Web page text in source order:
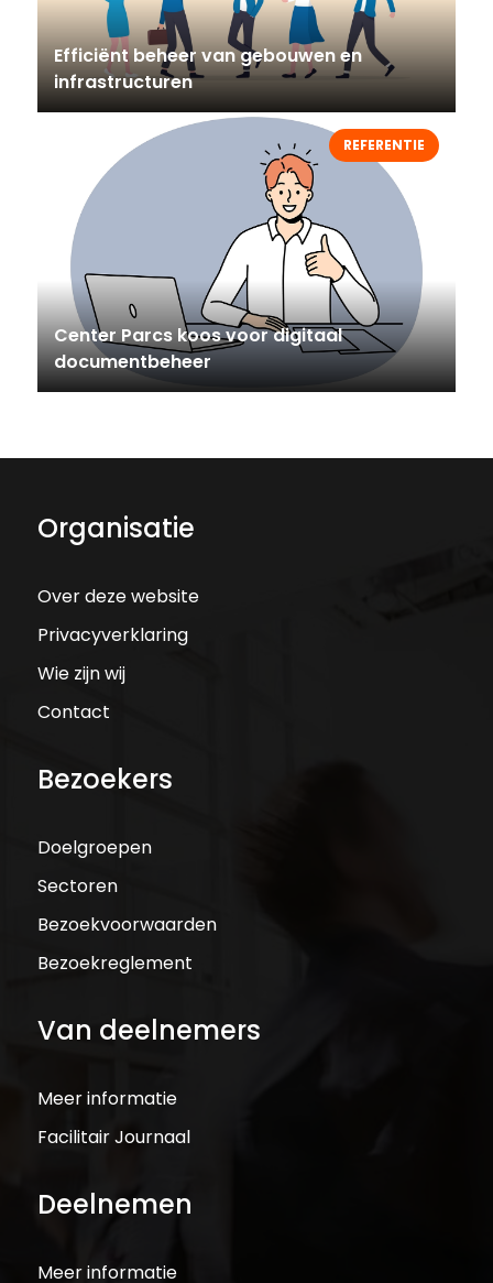
Efficiënt beheer van gebouwen en
infrastructuren
REFERENTIE
Center Parcs koos voor digitaal
documentbeheer
Organisatie
Over deze website
Privacyverklaring
Wie zijn wij
Contact
Bezoekers
Doelgroepen
Sectoren
Bezoekvoorwaarden
Bezoekreglement
Van deelnemers
Meer informatie
Facilitair Journaal
Deelnemen
Meer informatie